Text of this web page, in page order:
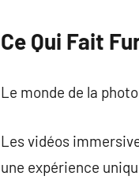
Ce Qui Fait
Le monde de la
Les vidéos
une expérience